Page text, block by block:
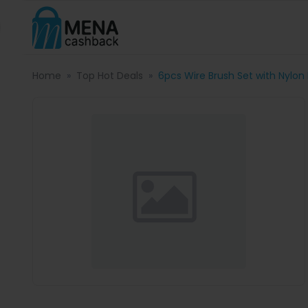
Home Top Hot Deals 6pcs Wire Brush Set with